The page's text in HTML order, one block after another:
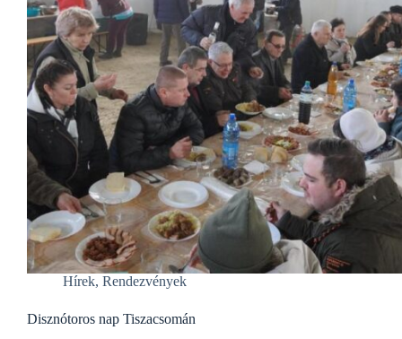
Hírek, Rendezvények
Disznótoros nap Tiszacsomán